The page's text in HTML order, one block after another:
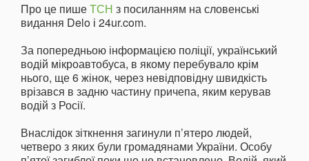
Про це пишеТСН з посиланням на словенські
видання Delo і 24ur.com.
За попередньою інформацією поліції, український
водій мікроавтобуса, в якому перебувало крім
нього, ще 6 жінок, через невідповідну швидкість
врізався в задню частину причепа, яким керував
водій з Росії.
Внаслідок зіткнення загинули п’ятеро людей,
четверо з яких були громадянами України. Особу